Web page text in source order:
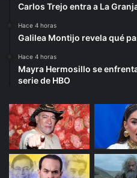
Carlos Trejo entra a La
Hace 4 horas
Galilea Montijo revela qué
Hace 4 horas
Mayra Hermosillo se
serie de HBO